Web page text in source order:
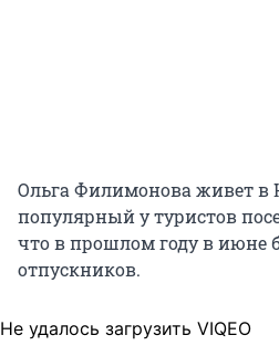
Ольга Филимонова живет в
популярный у туристов
что в прошлом году в июне
отпускников.
Не удалось загрузить VIQEO